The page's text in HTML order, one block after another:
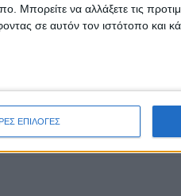
Μπορείτε να αλλάξετε τις
σε αυτόν τον ιστότοπο και
ΕΠΙΛΟΓΕΣ
της Καρδίτσας